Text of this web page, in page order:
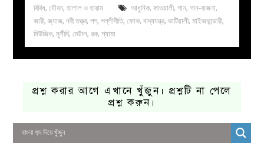
বিবিধ,যৌবন,হালাল ও হারাম আধুনিক, কাওয়ালী, গান, গান-বাজনা,
জারী,জ্যাজ,নবী তত্ত্ব,পপ,পল্লীগীতি,ফোক,বাদ্যযন্ত্র,ভাটিয়ালী,মাইজভান্ডারী,
মিউজিক,মুর্শীদি,মেটাল,রক,শ্যামা
প্রশ্ন করার আগে এখানে খুঁজুন। প্রশ্নটি না পেলে
প্রশ্ন করুন।